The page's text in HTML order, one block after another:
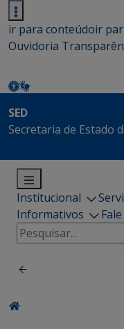
ir para conteúdoir
Ouvidoria
SED
Secretaria de Estado
Institucional
Informativos
Pesquisar
por: